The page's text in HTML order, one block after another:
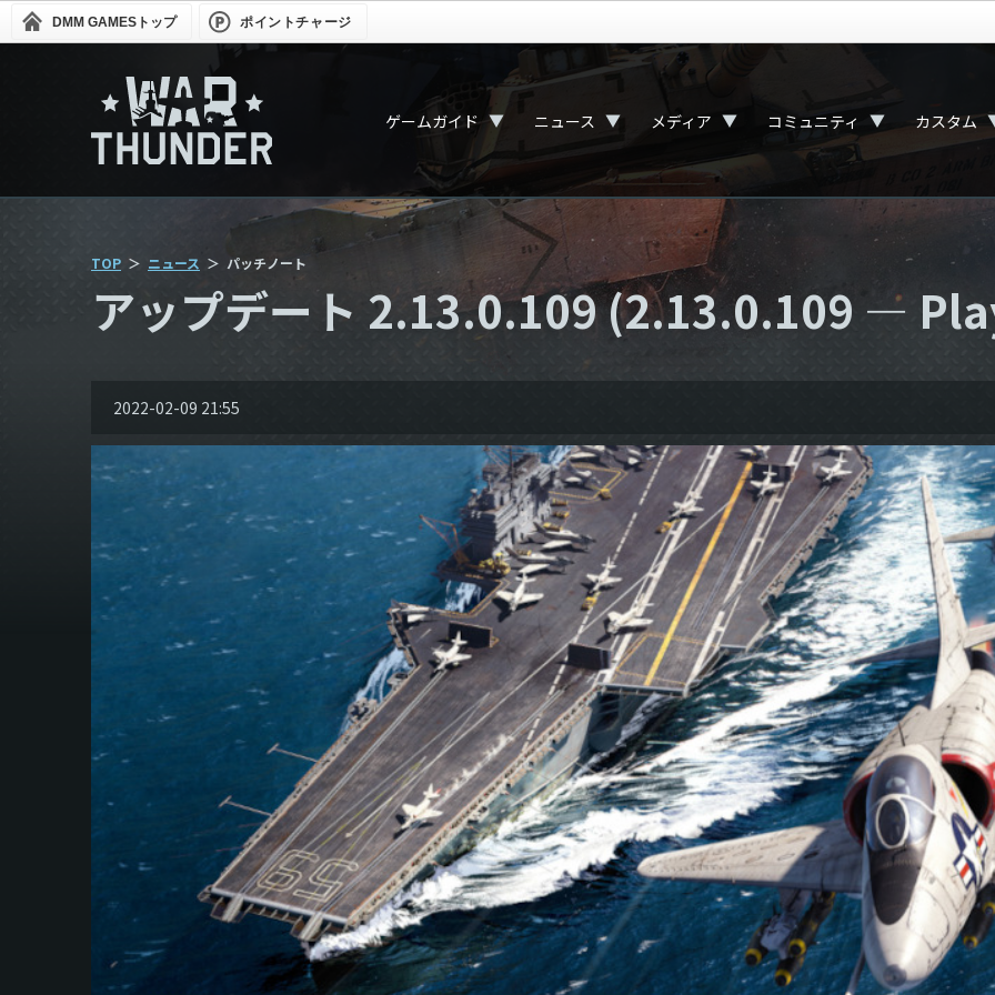
DMM GAMES トップ ポイントチャージ
ゲームガイド ▼ ニュース ▼ メディア ▼ コミュニティ ▼ カスタム
TOP ニュース パッチノート
アップデート 2.13.0.109 (2.13.0.109 —
2022-02-09 21:55